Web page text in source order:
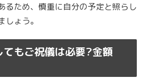
るため、慎重に自分の予定と照らし
ょう。
もご祝儀は必要?金額